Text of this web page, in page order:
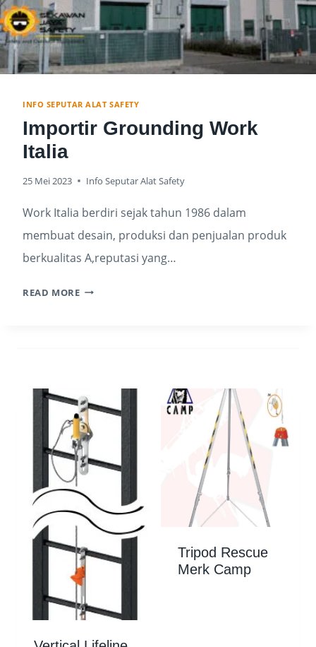
INFO SEPUTAR ALAT SAFETY
Importir Grounding Work
Italia
25 Mei 2023 Info Seputar Alat Safety
Work Italia berdiri sejak tahun 1986 dalam
membuat desain, produksi dan penjualan produk
berkualitas A,reputasi yang…
READ MORE
Tripod Rescue
Merk Camp